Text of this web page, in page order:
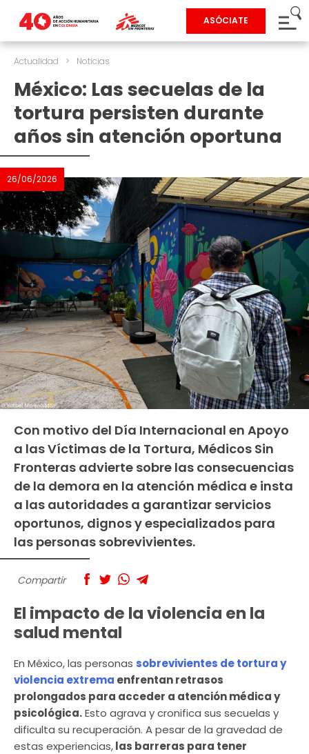
ASÓCIATE
Actualidad > Noticias
México: Las secuelas de la
tortura persisten durante
años sin atención oportuna
26/06/2026
Con motivo del Día Internacional en Apoyo
a las Víctimas de la Tortura, Médicos Sin
Fronteras advierte sobre las consecuencias
de la demora en la atención médica e insta
a las autoridades a garantizar servicios
oportunos, dignos y especializados para
las personas sobrevivientes.
Compartir
El impacto de la violencia en la
salud mental
En México, las personas sobrevivientes de tortura y
violencia extrema enfrentan retrasos
prolongados para acceder a atención médica y
psicológica.Esto agrava y cronifica sus secuelas y
dificulta su recuperación. A pesar de la gravedad de
estas experiencias,las barreras para tener